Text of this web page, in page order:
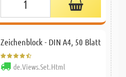
Zeichenblock - DIN A4, 50 Blatt
de.Views.Set.Html